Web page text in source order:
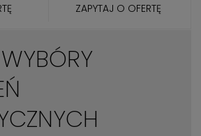
ZAPYTAJ O OFERTĘ